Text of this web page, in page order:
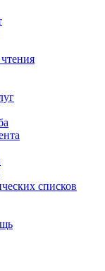
списков